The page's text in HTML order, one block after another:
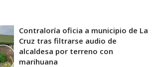
Contraloría oficia a municipio de La
Cruz tras filtrarse audio de
alcaldesa por terreno con
marihuana